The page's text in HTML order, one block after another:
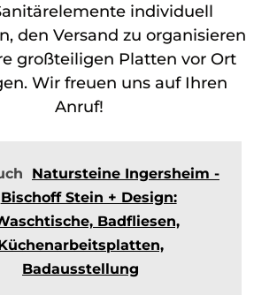
individuell
den Versand zu organisieren
großteiligen Platten vor Ort
Wir freuen uns auf Ihren
Anruf!
Natursteine Ingersheim -
Bischoff Stein + Design:
Badfliesen,
Badausstellung